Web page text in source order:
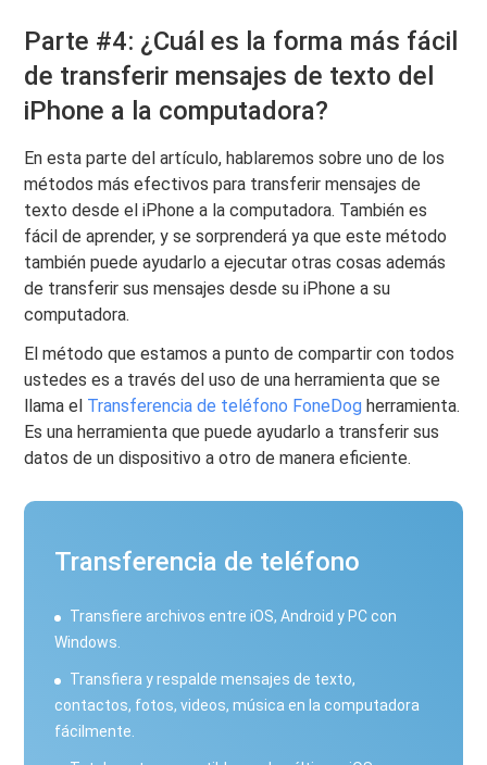
Parte #4: ¿Cuál es la forma más fácil
de transferir mensajes de texto del
iPhone a la computadora?
En esta parte del artículo, hablaremos sobre uno de los
métodos más efectivos para transferir mensajes de
texto desde el iPhone a la computadora. También es
fácil de aprender, y se sorprenderá ya que este método
también puede ayudarlo a ejecutar otras cosas además
de transferir sus mensajes desde su iPhone a su
computadora.
El método que estamos a punto de compartir con todos
ustedes es a través del uso de una herramienta que se
llama el Transferencia de teléfono FoneDog herramienta.
Es una herramienta que puede ayudarlo a transferir sus
datos de un dispositivo a otro de manera eficiente.
Transferencia de teléfono
Transfiere archivos entre iOS, Android y PC con
Windows.
Transfiera y respalde mensajes de texto,
contactos, fotos, videos, música en la computadora
fácilmente.